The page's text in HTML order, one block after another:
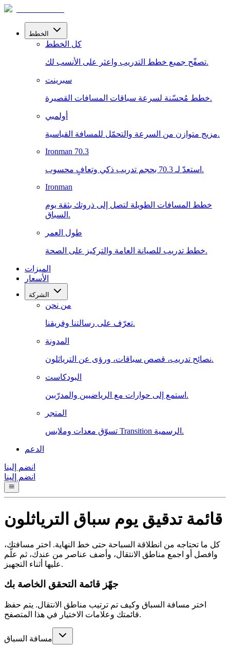
الخطط
كل الخطط
تصفّح جميع خطط التدريب واعثر على الأنسب لك.
سبرينت
خطط مُحسّنة لسرعة سباقات المسافات القصيرة.
أولمبي
مزيج متوازن من السرعة والتحمّل للمسافة القياسية.
Ironman 70.3
استعدّ لـ 70.3 بحجم تدريب ذكي وتعافٍ محسوب.
Ironman
خطط المسافات الطويلة لتصل إلى ذروتك بثقة يوم
السباق.
طول العمر
خطط تدريب للصيانة العامة والتركيز على الصحة.
الميزات
الأسعار
الشركة
من نحن
تعرّف على رسالتنا وفريقنا.
المدونة
نصائح تدريب، قصص سباقات، ورؤى عن الترياثلون.
البودكاست
استمع إلى حوارات مع الرياضيين والمدرّبين.
المتجر
تسوّق معدات وملابس Transition الرسمية.
الدعم
انضم إلينا
انضم إلينا
قائمة تدقيق يوم سباق الترياثلون
كل ما تحتاجه من انطلاقة السباحة حتى خط النهاية. اختر مسافتك،
وافصل أو اجمع مناطق الانتقال، وأضف عناصر من عندك، ثم علّم
عليها أثناء التجهيز.
جهّز قائمة التحقق الخاصة بك
اختر مسافة السباق وكيف تم ترتيب مناطق الانتقال. يتم حفظ
قائمتك وعلامات الاختيار في هذا المتصفح.
مسافة السباق